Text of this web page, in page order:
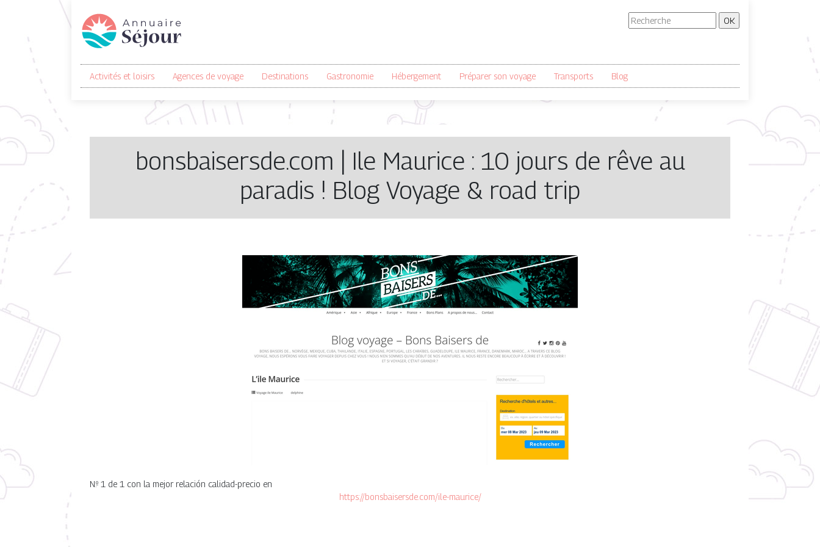
Activités et loisirs Agences de voyage Destinations Gastronomie Hébergement Préparer son voyage Transports Blog
bonsbaisersde.com | Ile Maurice : 10 jours de rêve au
paradis ! Blog Voyage & road trip
N.º 1 de 1 con la mejor relación calidad-precio en
https://bonsbaisersde.com/ile-maurice/